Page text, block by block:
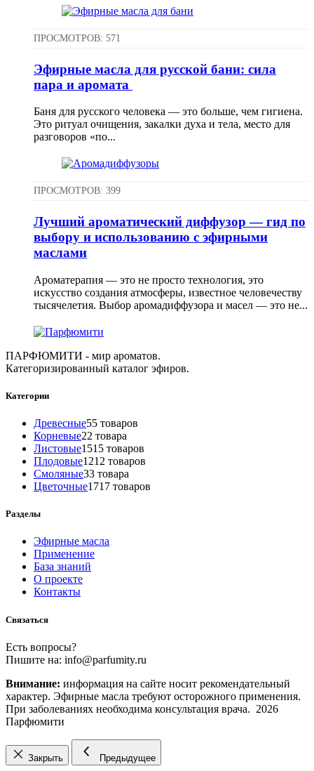
ПРОСМОТРОВ: 571
Эфирные масла для русской бани: сила
пара и аромата
Баня для русского человека — это больше, чем гигиена.
Это ритуал очищения, закалки духа и тела, место для
разговоров «по...
ПРОСМОТРОВ: 399
Лучший ароматический диффузор — гид по
выбору и использованию с эфирными
маслами
Ароматерапия — это не просто технология, это
искусство создания атмосферы, известное человечеству
тысячелетия. Выбор аромадиффузора и масел — это не...
ПАРФЮМИТИ - мир ароматов.
Категоризированный каталог эфиров.
Категории
Древесные55 товаров
Корневые22 товара
Листовые1515 товаров
Плодовые1212 товаров
Смоляные33 товара
Цветочные1717 товаров
Разделы
Эфирные масла
Применение
База знаний
О проекте
Контакты
Связаться
Есть вопросы?
Пишите на: info@parfumity.ru
Внимание: информация на сайте носит рекомендательный
характер. Эфирные масла требуют осторожного применения.
При заболеваниях необходима консультация врача. 2026
Парфюмити
Закрыть Предыдущее